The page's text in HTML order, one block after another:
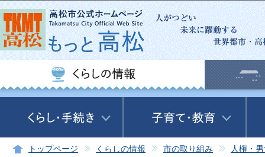
この
トップページ くらしの情報 市の取り組み 人権・